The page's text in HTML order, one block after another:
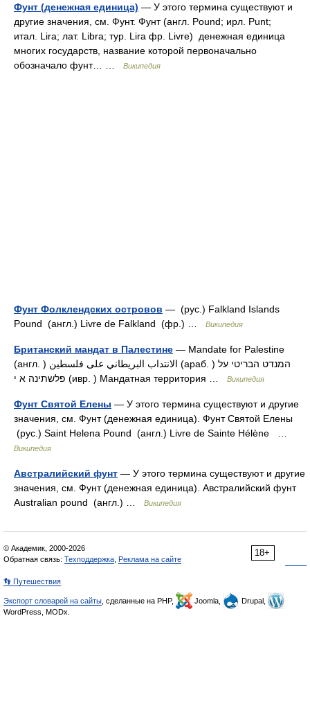
Фунт (денежная единица) — У этого термина существуют и
другие значения, см. Фунт. Фунт (англ. Pound; ирл. Punt;
итал. Lira; лат. Libra; тур. Lira фр. Livre) денежная единица
многих государств, название которой первоначально
обозначало фунт… …
Википедия
Фунт Фолклендских островов — (рус.) Falkland Islands
Pound (англ.) Livre de Falkland (фр.) …
Википедия
Британский мандат в Палестине — Mandate for Palestine
(англ. ) الانتداب البريطاني على فلسطين (араб. ‎‎) המנדט הבריטי על
פלשתינה א י (ивр. ‎) Мандатная территория …
Википедия
Фунт Святой Елены — У этого термина существуют и другие
значения, см. Фунт (денежная единица). Фунт Святой Елены
(рус.) Saint Helena Pound (англ.) Livre de Sainte Hélène …
Википедия
Австралийский фунт — У этого термина существуют и другие
значения, см. Фунт (денежная единица). Австралийский фунт
Australian pound (англ.) …
Википедия
18+
© Академик, 2000-2026
Обратная связь: Техподдержка Реклама на сайте
👣 Путешествия
Экспорт словарей на сайты , сделанные на PHP, Joomla,
Drupal,
WordPress, MODx.